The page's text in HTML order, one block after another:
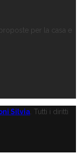
per la casa e
Silvia. Tutti i diritti